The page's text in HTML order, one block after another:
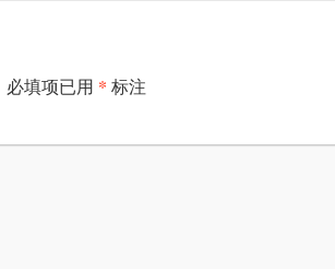
必填项已用 * 标注